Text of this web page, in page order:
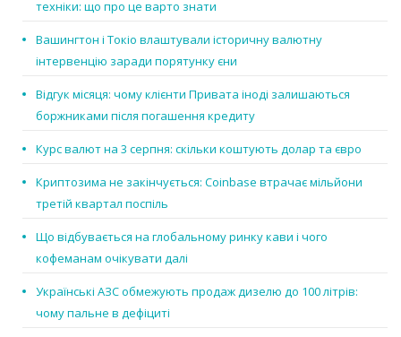
техніки: що про це варто знати
Вашингтон і Токіо влаштували історичну валютну
інтервенцію заради порятунку єни
Відгук місяця: чому клієнти Привата іноді залишаються
боржниками після погашення кредиту
Курс валют на 3 серпня: скільки коштують долар та євро
Криптозима не закінчується: Coinbase втрачає мільйони
третій квартал поспіль
Що відбувається на глобальному ринку кави і чого
кофеманам очікувати далі
Українські АЗС обмежують продаж дизелю до 100 літрів:
чому пальне в дефіциті